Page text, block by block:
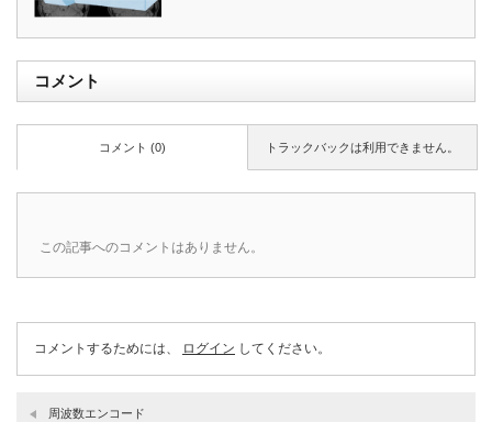
コメント
トラックバックは利用できません。
コメント (0)
この記事へのコメントはありません。
コメントするためには、 ログイン してください。
周波数エンコード